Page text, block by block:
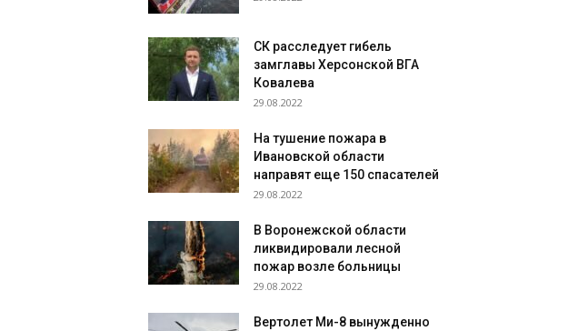
СК расследует гибель
замглавы Херсонской ВГА
Ковалева
29.08.2022
На тушение пожара в
Ивановской области
направят еще 150 спасателей
29.08.2022
В Воронежской области
ликвидировали лесной
пожар возле больницы
29.08.2022
Вертолет Ми-8 вынужденно